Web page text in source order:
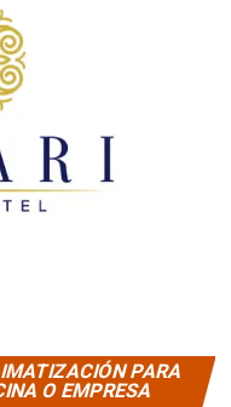
PARA
O EMPRESA